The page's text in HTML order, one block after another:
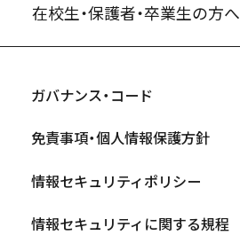
在校生・保護者・卒業生の方へ
ガバナンス・コード
免責事項・個人情報保護方針
情報セキュリティポリシー
情報セキュリティに関する規程